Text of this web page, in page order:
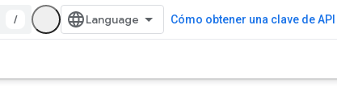
/ Cómo obtener una clave de API